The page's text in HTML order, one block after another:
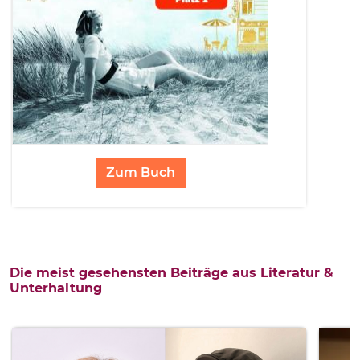
Zum Buch
Die meist gesehensten Beiträge aus Literatur &
Unterhaltung